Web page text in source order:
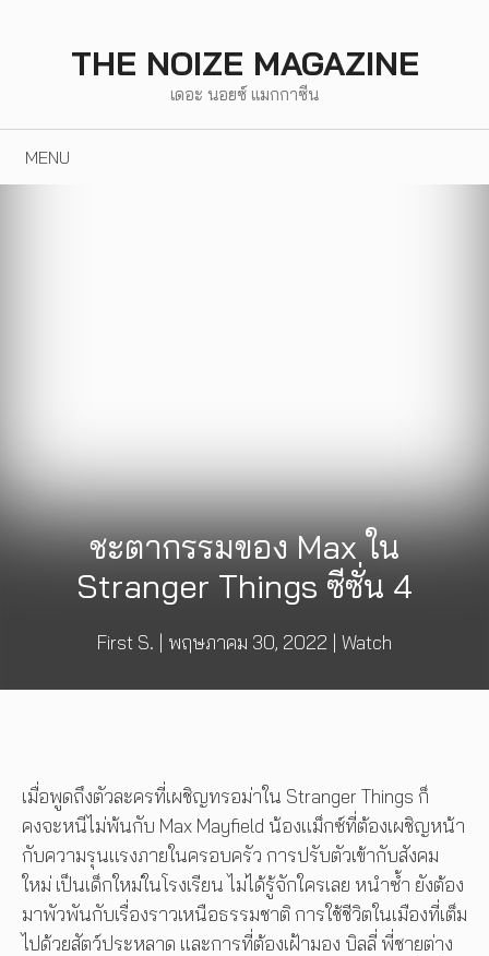
THE NOIZE MAGAZINE
เดอะ นอยซ์ แมกกาซีน
MENU
ชะตากรรมของ Max ใน
Stranger Things ซีซั่น 4
First S. | พฤษภาคม 30, 2022 | Watch
เมื่อพูดถึงตัวละครที่เผชิญทรอม่าใน Stranger Things ก็
คงจะหนีไม่พ้นกับ Max Mayfield น้องแม็กซ์ที่ต้องเผชิญหน้า
กับความรุนแรงภายในครอบครัว การปรับตัวเข้ากับสังคม
ใหม่ เป็นเด็กใหม่ในโรงเรียน ไม่ได้รู้จักใครเลย หนำซ้ำ ยังต้อง
มาพัวพันกับเรื่องราวเหนือธรรมชาติ การใช้ชีวิตในเมืองที่เต็ม
ไปด้วยสัตว์ประหลาด และการที่ต้องเฝ้ามอง บิลลี่ พี่ชายต่าง